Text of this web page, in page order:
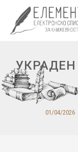
01/04/2026